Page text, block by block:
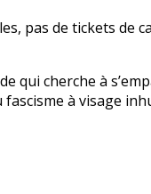
pas de tickets de
qui cherche à
à visage